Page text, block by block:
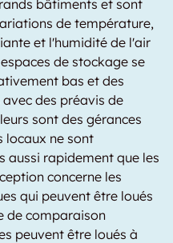
bâtiments et sont
de température,
et l'humidité de l'air
de stockage se
bas et des
des préavis de
sont des gérances
locaux ne sont
aussi rapidement que les
concerne les
qui peuvent être loués
de comparaison
peuvent être loués à